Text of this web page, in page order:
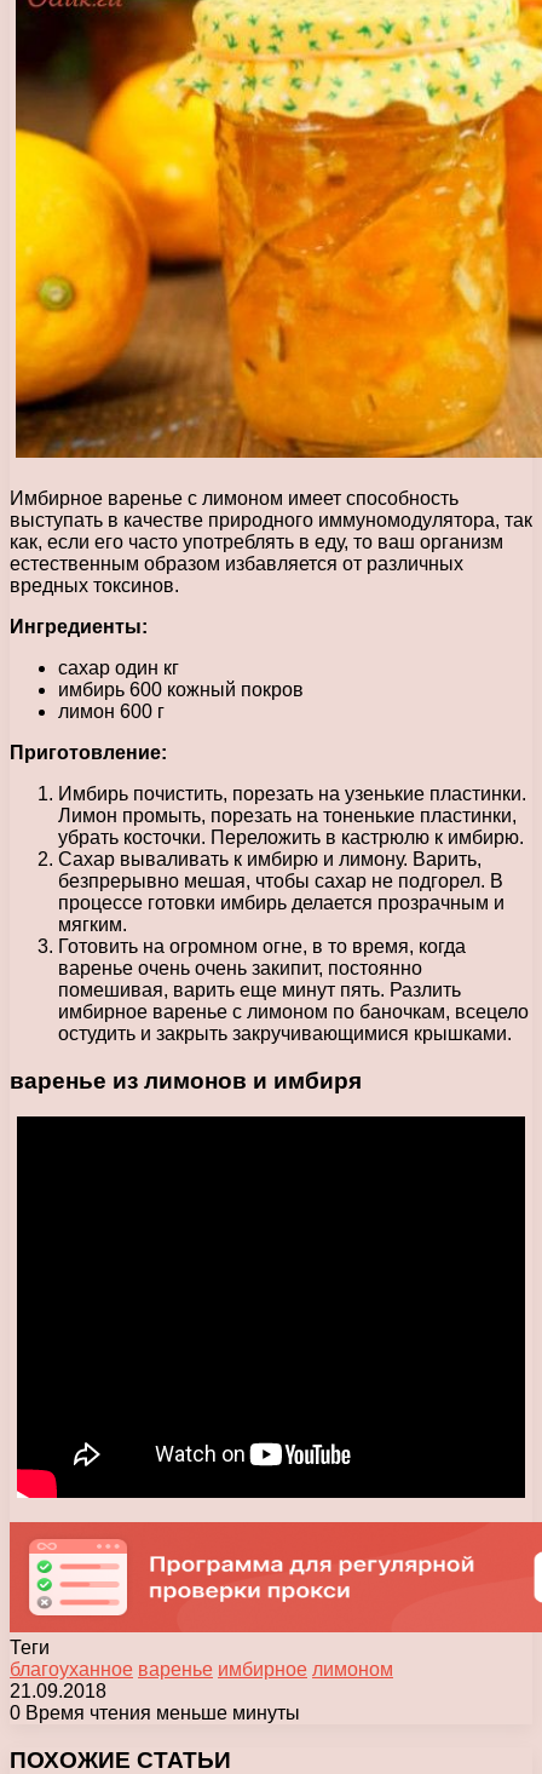
Имбирное варенье с лимоном имеет способность
выступать в качестве природного иммуномодулятора, так
как, если его часто употреблять в еду, то ваш организм
естественным образом избавляется от различных
вредных токсинов.
Ингредиенты:
сахар один кг
имбирь 600 кожный покров
лимон 600 г
Приготовление:
Имбирь почистить, порезать на узенькие пластинки.
Лимон промыть, порезать на тоненькие пластинки,
убрать косточки. Переложить в кастрюлю к имбирю.
Сахар вываливать к имбирю и лимону. Варить,
безпрерывно мешая, чтобы сахар не подгорел. В
процессе готовки имбирь делается прозрачным и
мягким.
Готовить на огромном огне, в то время, когда
варенье очень очень закипит, постоянно
помешивая, варить еще минут пять. Разлить
имбирное варенье с лимоном по баночкам, всецело
остудить и закрыть закручивающимися крышками.
варенье из лимонов и имбиря
Теги
благоуханное варенье имбирное лимоном
21.09.2018
0 Время чтения меньше минуты
ПОХОЖИЕ СТАТЬИ